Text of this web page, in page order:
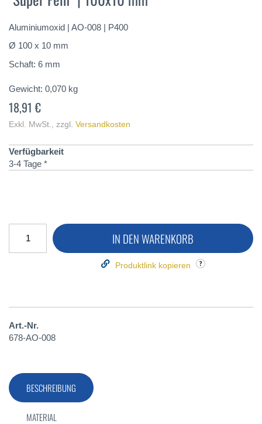
springen
Aluminiumoxid | AO-008 | P400
Ø 100 x 10 mm
Schaft: 6 mm
Gewicht: 0,070 kg
18,91 €
Exkl. MwSt. zzgl. Versandkosten
Verfügbarkeit
3-4 Tage *
IN DEN WARENKORB
Produktlink kopieren
Art.-Nr.
678-AO-008
BESCHREIBUNG
MATERIAL